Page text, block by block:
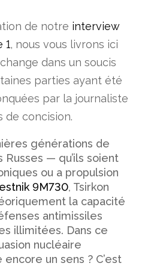
de notre interview
1, nous vous livrons ici
dans un soucis
parties ayant été
par la journaliste
de concision.
générations de
Russes — qu’ils soient
ou a propulsion
9M730, Tsirkon
la capacité
antimissiles
illimitées. Dans ce
nucléaire
un sens ? C’est